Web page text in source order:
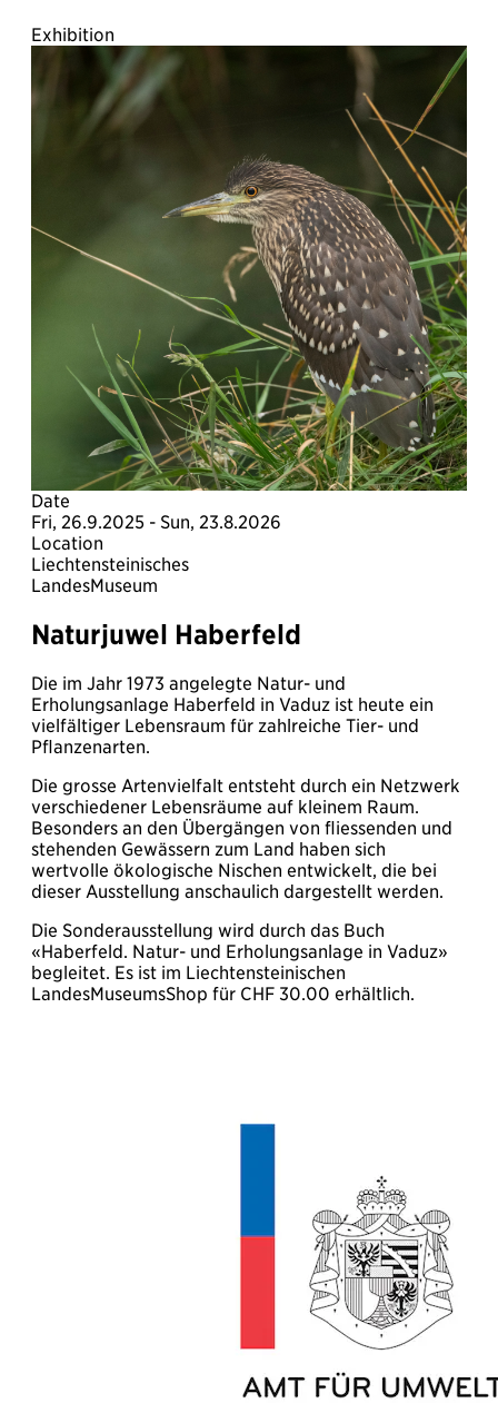
Exhibition
Date
Fri, 26.9.2025 - Sun, 23.8.2026
Location
Liechtensteinisches
LandesMuseum
Naturjuwel Haberfeld
Die im Jahr 1973 angelegte Natur- und
Erholungsanlage Haberfeld in Vaduz ist heute ein
vielfältiger Lebensraum für zahlreiche Tier- und
Pflanzenarten.
Die grosse Artenvielfalt entsteht durch ein Netzwerk
verschiedener Lebensräume auf kleinem Raum.
Besonders an den Übergängen von fliessenden und
stehenden Gewässern zum Land haben sich
wertvolle ökologische Nischen entwickelt, die bei
dieser Ausstellung anschaulich dargestellt werden.
Die Sonderausstellung wird durch das Buch
«Haberfeld. Natur- und Erholungsanlage in Vaduz»
begleitet. Es ist im Liechtensteinischen
LandesMuseumsShop für CHF 30.00 erhältlich.